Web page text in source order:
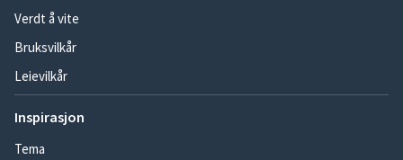
Verdt å vite
Bruksvilkår
Leievilkår
Inspirasjon
Tema